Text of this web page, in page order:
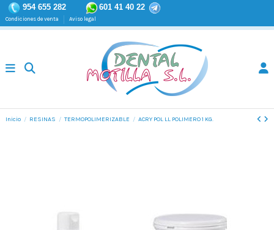
954 655 282 601 41 40 22
Condiciones de venta Aviso legal
Inicio RESINAS TERMOPOLIMERIZABLE ACRY POL LL POLIMERO 1 KG.